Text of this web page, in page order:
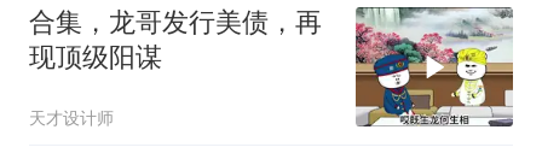
合集，龙哥发行美债，再
现顶级阳谋
天才设计师